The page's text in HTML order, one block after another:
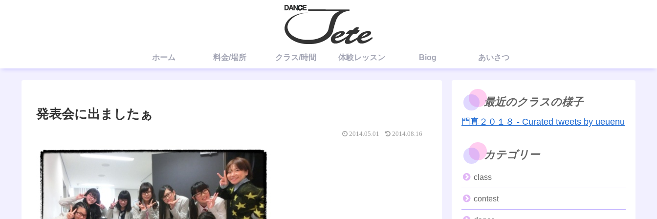
ホーム 料金/場所 クラス/時間 体験レッスン Biog あいさつ
発表会に出ましたぁ
2014.05.01 2014.08.16
最近のクラスの様子
門真２０１８ - Curated tweets by ueuenu
カテゴリー
class
contest